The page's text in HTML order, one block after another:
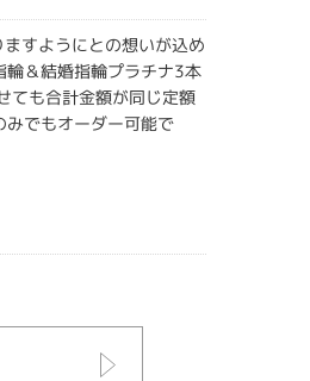
すようにとの想いが込め
輪＆結婚指輪プラチナ3本
ても合計金額が同じ定額
でもオーダー可能で